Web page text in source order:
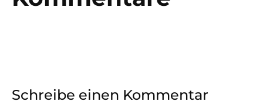
Schreibe einen Kommentar